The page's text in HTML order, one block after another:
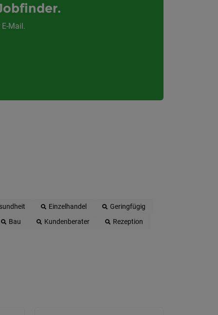
Mail.
Einzelhandel
Geringfügig
Bau Kundenberater
Rezeption